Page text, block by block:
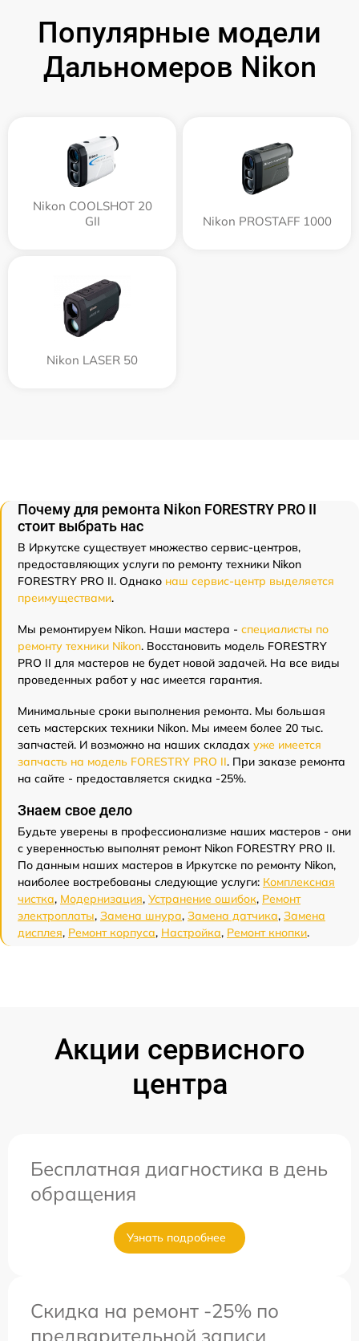
Популярные модели
Дальномеров Nikon
Nikon COOLSHOT 20
GII
Nikon PROSTAFF 1000
Nikon LASER 50
Почему для ремонта Nikon FORESTRY PRO II
стоит выбрать нас
В Иркутске существует множество сервис-центров,
предоставляющих услуги по ремонту техники Nikon
FORESTRY PRO II. Однако наш сервис-центр выделяется
преимуществами.
Мы ремонтируем Nikon. Наши мастера - специалисты по
ремонту техники Nikon. Восстановить модель FORESTRY
PRO II для мастеров не будет новой задачей. На все виды
проведенных работ у нас имеется гарантия.
Минимальные сроки выполнения ремонта. Мы большая
сеть мастерских техники Nikon. Мы имеем более 20 тыс.
запчастей. И возможно на наших складах уже имеется
запчасть на модель FORESTRY PRO II. При заказе ремонта
на сайте - предоставляется скидка -25%.
Знаем свое дело
Будьте уверены в профессионализме наших мастеров - они
с уверенностью выполнят ремонт Nikon FORESTRY PRO II.
По данным наших мастеров в Иркутске по ремонту Nikon,
наиболее востребованы следующие услуги: Комплексная
чистка, Модернизация, Устранение ошибок, Ремонт
электроплаты, Замена шнура, Замена датчика, Замена
дисплея, Ремонт корпуса, Настройка, Ремонт кнопки.
Акции сервисного
центра
Бесплатная диагностика в день
обращения
Узнать подробнее
Скидка на ремонт -25% по
предварительной записи